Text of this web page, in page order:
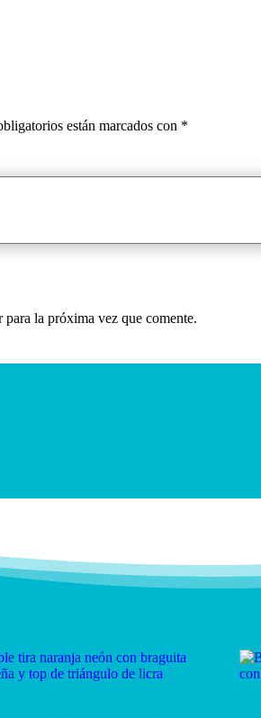
están marcados con *
la próxima vez que comente.